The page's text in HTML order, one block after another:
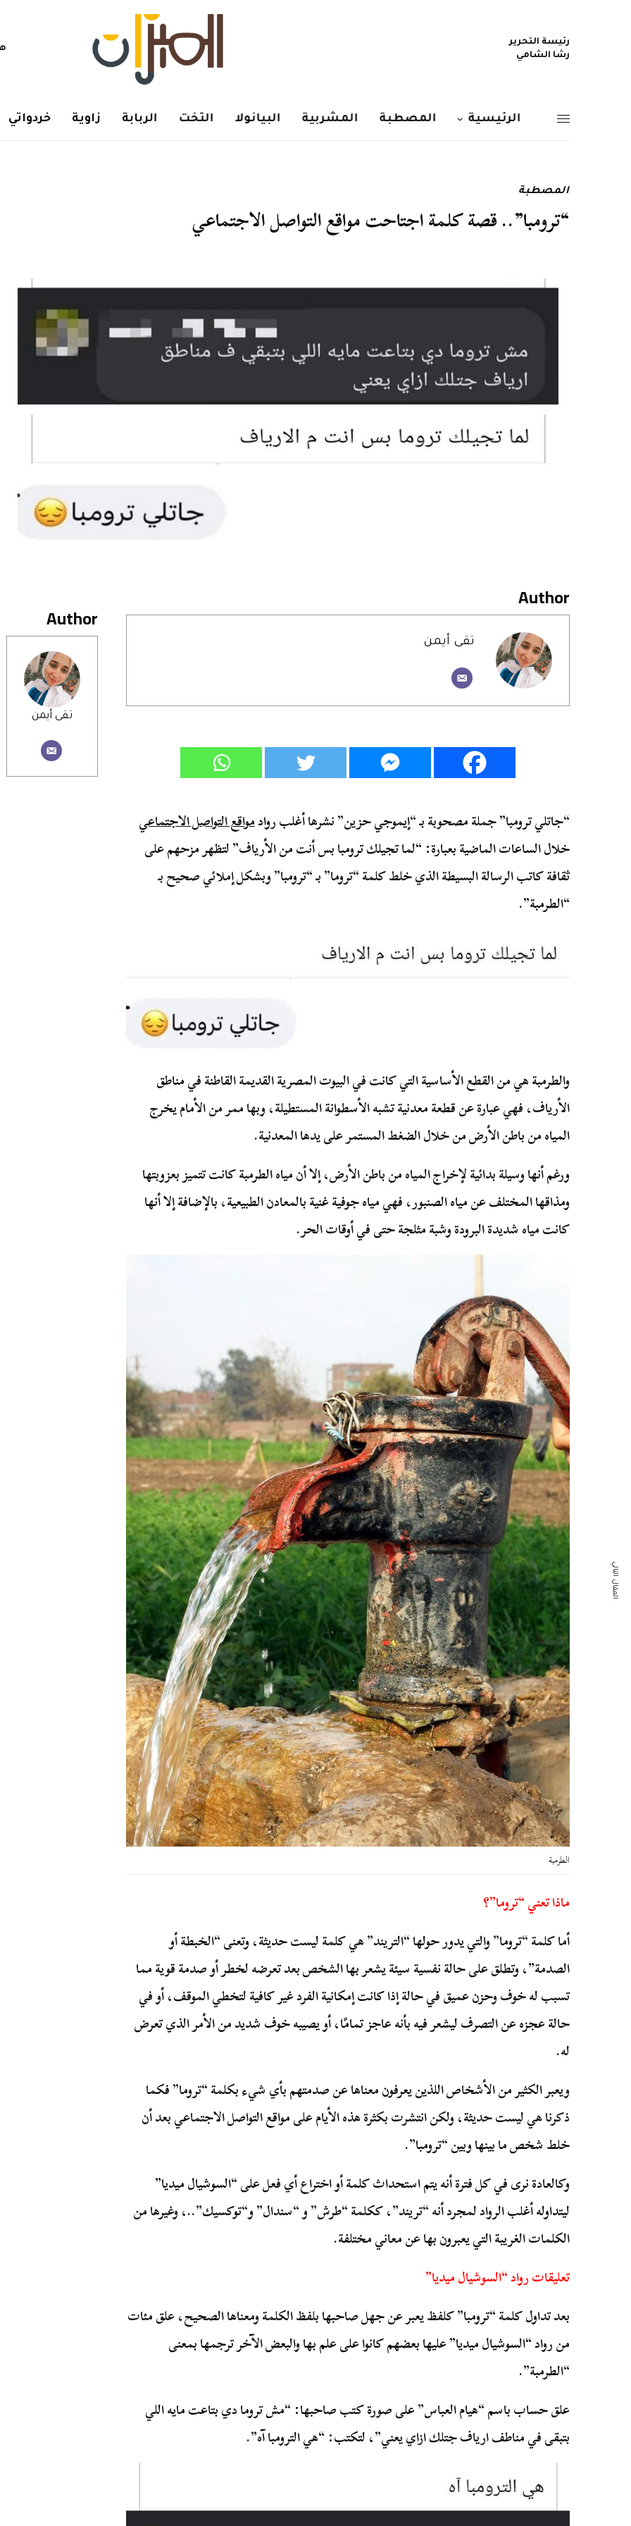
رئيسة التحرير
رشا الشامي
الرئيسية المصطبة المشربية البيانولا التخت الربابة زاوية خردواتي
المصطبة
“ترومبا”.. قصة كلمة اجتاحت مواقع التواصل الاجتماعي
Author
تقى أيمن
Author
تقى أيمن
“جاتلي ترومبا” جملة مصحوبة بـ “إيموجي حزين” نشرها أغلب روادمواقع التواصل الاجتماعي
خلال الساعات الماضية بعبارة: “لما تجيلك ترومبا بس أنت من الأرياف” لتظهر مزحهم على
ثقافة كاتب الرسالة البسيطة الذي خلط كلمة “تروما” بـ “ترومبا” وبشكل إملائي صحيح بـ
“الطرمبة”.
والطرمبة هي من القطع الأساسية التي كانت في البيوت المصرية القديمة القاطنة في مناطق
الأرياف، فهي عبارة عن قطعة معدنية تشبه الأسطوانة المستطيلة، وبها ممر من الأمام يخرج
المياه من باطن الأرض من خلال الضغط المستمر على يدها المعدنية.
ورغم أنها وسيلة بدائية لإخراج المياه من باطن الأرض، إلا أن مياه الطرمبة كانت تتميز بعزوبتها
ومذاقها المختلف عن مياه الصنبور، فهي مياه جوفية غنية بالمعادن الطبيعية، بالإضافة إلا أنها
كانت مياه شديدة البرودة وشبة مثلجة حتى في أوقات الحر.
الطرمبة
ماذا تعني “تروما”؟
أما كلمة “تروما” والتي يدور حولها “التريند” هي كلمة ليست حديثة، وتعنى “الخبطة أو
الصدمة”، وتطلق على حالة نفسية سيئة يشعر بها الشخص بعد تعرضه لخطر أو صدمة قوية مما
تسبب له خوف وحزن عميق في حالة إذا كانت إمكانية الفرد غير كافية لتخطي الموقف، أو في
حالة عجزه عن التصرف ليشعر فيه بأنه عاجز تمامًا، أو يصيبه خوف شديد من الأمر الذي تعرض
له.
ويعبر الكثير من الأشخاص اللذين يعرفون معناها عن صدمتهم بأي شيء بكلمة “تروما” فكما
ذكرنا هي ليست حديثة، ولكن انتشرت بكثرة هذه الأيام على مواقع التواصل الاجتماعي بعد أن
خلط شخص ما بينها وبين “ترومبا”.
وكالعادة نرى في كل فترة أنه يتم استحداث كلمة أو اختراع أي فعل على “السوشيال ميديا”
ليتداوله أغلب الرواد لمجرد أنه “تريند”، ككلمة “طرش” و “سندال” و“توكسيك”..، وغيرها من
الكلمات الغريبة التي يعبرون بها عن معاني مختلفة.
تعليقات رواد “السوشيال ميديا”
بعد تداول كلمة “ترومبا” كلفظ يعبر عن جهل صاحبها بلفظ الكلمة ومعناها الصحيح، علق مئات
من رواد “السوشيال ميديا” عليها بعضهم كانوا على علم بها والبعض الآخر ترجمها بمعنى
“الطرمبة”.
علق حساب باسم “هيام العباس” على صورة كتب صاحبها: “مش تروما دي بتاعت مايه اللي
بتبقى في مناطف ارياف جتلك ازاي يعني”، لتكتب: “هي الترومبا آه”.
المقال التالي